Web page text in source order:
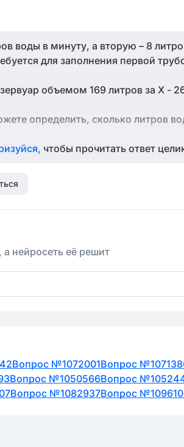
воды в минуту, а вторую – 8
для заполнения первой
объемом 169 литров за Х -
определить, сколько литров
чтобы прочитать ответ
нейросеть её решит
Вопрос №1072001Вопрос
Вопрос №1050566Вопрос
Вопрос №1082937Вопрос